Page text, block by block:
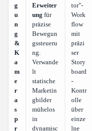
g
u
n
g
&
K
a
m
e
r
a
s
p
r
Erweiter
ung für
präzise
Bewegun
gssteueru
ng.
Verwande
lt
statische
Marketin
gbilder
mühelos
in
dynamisc
tor"-
Work
flow
mit
präzi
ser
Story
board
-
Kontr
olle
über
einze
lne